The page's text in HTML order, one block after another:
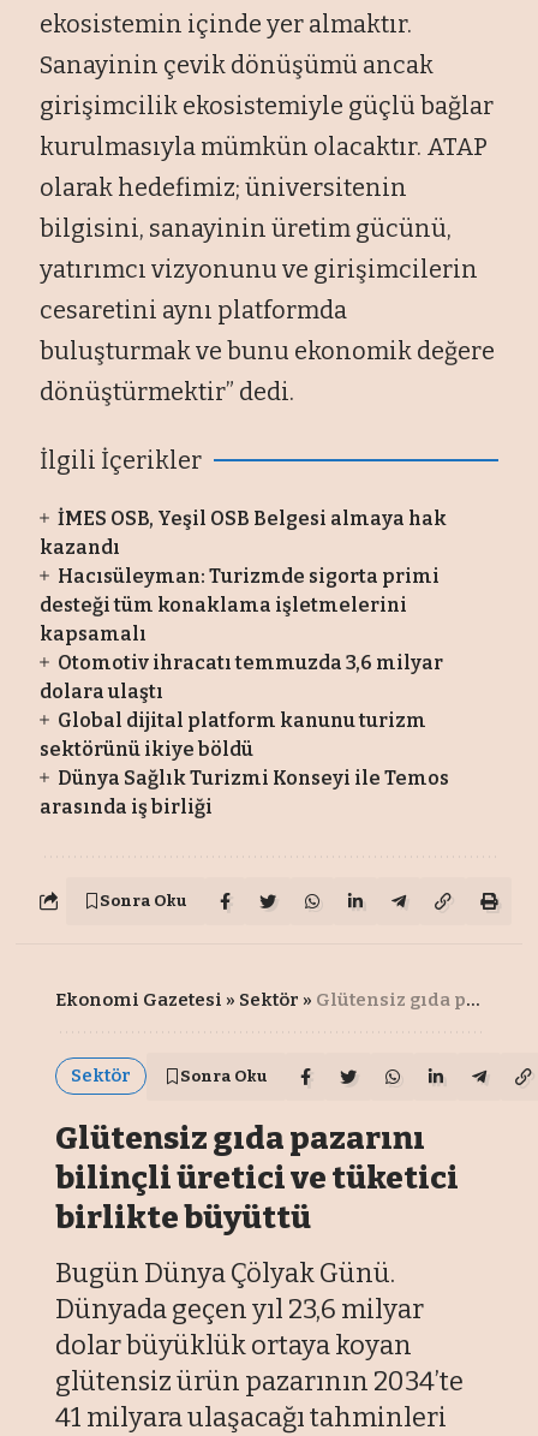
ekosistemin içinde yer almaktır.
Sanayinin çevik dönüşümü ancak
girişimcilik ekosistemiyle güçlü bağlar
kurulmasıyla mümkün olacaktır. ATAP
olarak hedefimiz; üniversitenin
bilgisini, sanayinin üretim gücünü,
yatırımcı vizyonunu ve girişimcilerin
cesaretini aynı platformda
buluşturmak ve bunu ekonomik değere
dönüştürmektir” dedi.
İlgili İçerikler
İMES OSB, Yeşil OSB Belgesi almaya hak
kazandı
Hacısüleyman: Turizmde sigorta primi
desteği tüm konaklama işletmelerini
kapsamalı
Otomotiv ihracatı temmuzda 3,6 milyar
dolara ulaştı
Global dijital platform kanunu turizm
sektörünü ikiye böldü
Dünya Sağlık Turizmi Konseyi ile Temos
arasında iş birliği
Sonra Oku
Ekonomi Gazetesi » Sektör » Glütensiz gıda pazarını bilinçli üretici ve tüketici birlikte büyüttü
Sektör Sonra Oku
Glütensiz gıda pazarını
bilinçli üretici ve tüketici
birlikte büyüttü
Bugün Dünya Çölyak Günü.
Dünyada geçen yıl 23,6 milyar
dolar büyüklük ortaya koyan
glütensiz ürün pazarının 2034’te
41 milyara ulaşacağı tahminleri